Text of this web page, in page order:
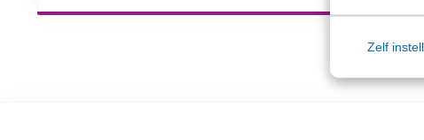
Zelf